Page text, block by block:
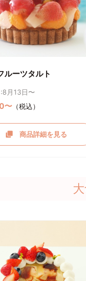
ルーツタルト
月13日〜
〜 （税込）
商品詳細を見る